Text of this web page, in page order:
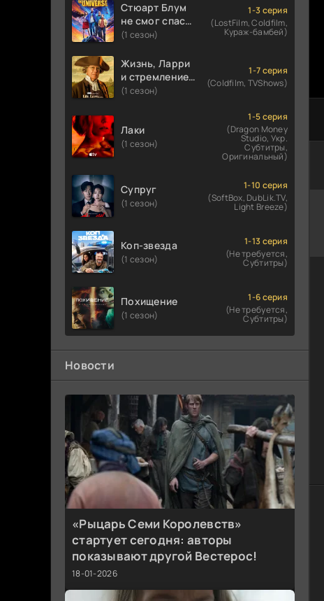
Стюарт Блум
не смог спасти
вселенную
(1 сезон)
1-3 серия
(LostFilm, Coldfilm,
Кураж-бамбей)
Жизнь, Ларри
и стремление к
несчастью:
(1 сезон)
1-7 серия
(Coldfilm, TVShows)
Лаки
(1 сезон)
1-5 серия
(Dragon Money
Studio, Укр.
Субтитры,
Оригинальный)
Супруг
(1 сезон)
1-10 серия
(SoftBox, DubLik.TV,
Light Breeze)
Коп-звезда
(1 сезон)
1-13 серия
(Не требуется,
Субтитры)
Похищение
(1 сезон)
1-6 серия
(Не требуется,
Субтитры)
Новости
«Рыцарь Семи Королевств»
стартует сегодня: авторы
показывают другой Вестерос!
18-01-2026